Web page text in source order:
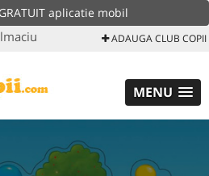
aplicatie mobil
ADAUGA CLUB COPII
MENU